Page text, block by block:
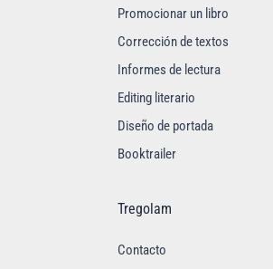
Promocionar un libro
Corrección de textos
Informes de lectura
Editing literario
Diseño de portada
Booktrailer
Tregolam
Contacto